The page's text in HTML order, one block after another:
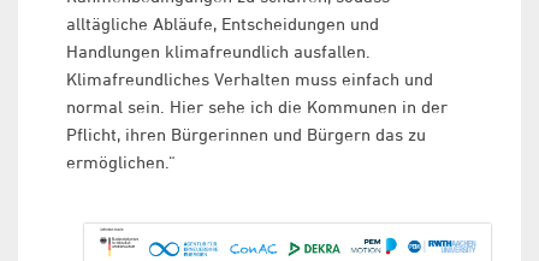
alltägliche Abläufe, Entscheidungen und
Handlungen klimafreundlich ausfallen.
Klimafreundliches Verhalten muss einfach und
normal sein. Hier sehe ich die Kommunen in der
Pflicht, ihren Bürgerinnen und Bürgern das zu
ermöglichen.“